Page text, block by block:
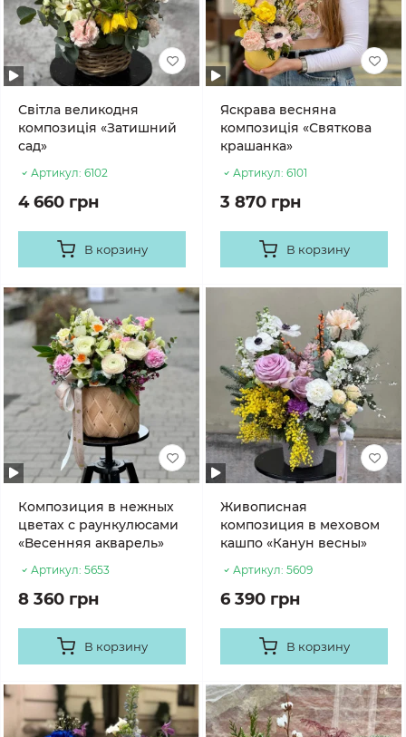
Світла великодня
композиція «Затишний
сад»
Артикул: 6102
4 660 грн
В корзину
Яскрава весняна
композиція «Святкова
крашанка»
Артикул: 6101
3 870 грн
В корзину
Композиция в нежных
цветах с раункулюсами
«Весенняя акварель»
Артикул: 5653
8 360 грн
В корзину
Живописная
композиция в меховом
кашпо «Канун весны»
Артикул: 5609
6 390 грн
В корзину